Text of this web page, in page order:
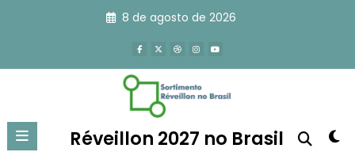
8 de agosto de 2026
Réveillon 2027 no Brasil